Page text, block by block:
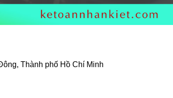
Thành phố Hồ Chí Minh